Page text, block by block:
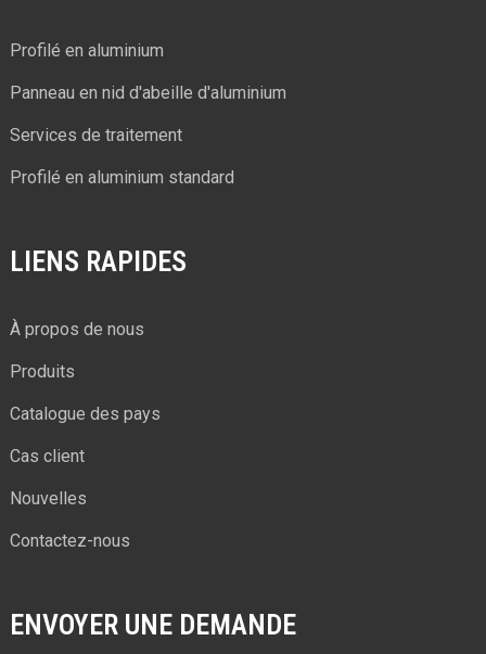
Profilé en aluminium
Panneau en nid d'abeille d'aluminium
Services de traitement
Profilé en aluminium standard
LIENS RAPIDES
À propos de nous
Produits
Catalogue des pays
Cas client
Nouvelles
Contactez-nous
ENVOYER UNE DEMANDE